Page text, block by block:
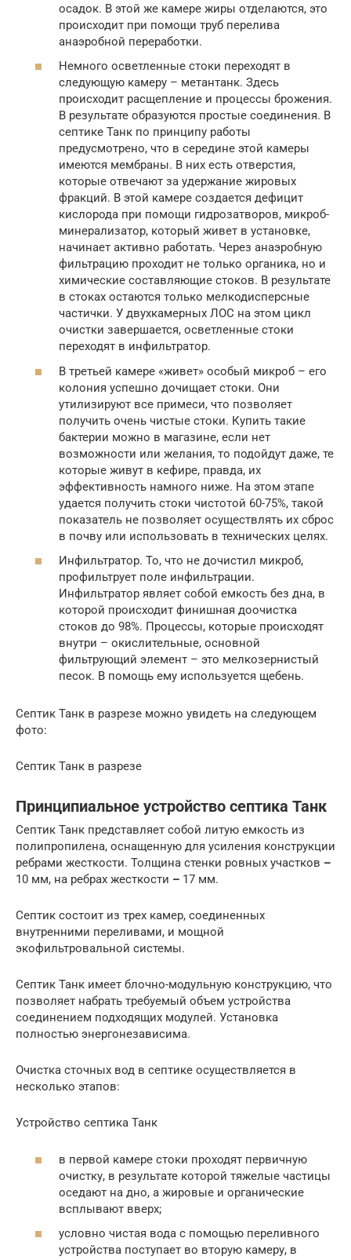
осадок. В этой же камере жиры отделаются, это
происходит при помощи труб перелива
анаэробной переработки.
Немного осветленные стоки переходят в
следующую камеру – метантанк. Здесь
происходит расщепление и процессы брожения.
В результате образуются простые соединения. В
септике Танк по принципу работы
предусмотрено, что в середине этой камеры
имеются мембраны. В них есть отверстия,
которые отвечают за удержание жировых
фракций. В этой камере создается дефицит
кислорода при помощи гидрозатворов, микроб-
минерализатор, который живет в установке,
начинает активно работать. Через анаэробную
фильтрацию проходит не только органика, но и
химические составляющие стоков. В результате
в стоках остаются только мелкодисперсные
частички. У двухкамерных ЛОС на этом цикл
очистки завершается, осветленные стоки
переходят в инфильтратор.
В третьей камере «живет» особый микроб – его
колония успешно дочищает стоки. Они
утилизируют все примеси, что позволяет
получить очень чистые стоки. Купить такие
бактерии можно в магазине, если нет
возможности или желания, то подойдут даже, те
которые живут в кефире, правда, их
эффективность намного ниже. На этом этапе
удается получить стоки чистотой 60-75%, такой
показатель не позволяет осуществлять их сброс
в почву или использовать в технических целях.
Инфильтратор. То, что не дочистил микроб,
профильтрует поле инфильтрации.
Инфильтратор являет собой емкость без дна, в
которой происходит финишная доочистка
стоков до 98%. Процессы, которые происходят
внутри – окислительные, основной
фильтрующий элемент – это мелкозернистый
песок. В помощь ему используется щебень.
Септик Танк в разрезе можно увидеть на следующем
фото:
Септик Танк в разрезе
Принципиальное устройство септика Танк
Септик Танк представляет собой литую емкость из
полипропилена, оснащенную для усиления конструкции
ребрами жесткости. Толщина стенки ровных участков –
10 мм, на ребрах жесткости – 17 мм.
Септик состоит из трех камер, соединенных
внутренними переливами, и мощной
экофильтровальной системы.
Септик Танк имеет блочно-модульную конструкцию, что
позволяет набрать требуемый объем устройства
соединением подходящих модулей. Установка
полностью энергонезависима.
Очистка сточных вод в септике осуществляется в
несколько этапов:
Устройство септика Танк
в первой камере стоки проходят первичную
очистку, в результате которой тяжелые частицы
оседают на дно, а жировые и органические
всплывают вверх;
условно чистая вода с помощью переливного
устройства поступает во вторую камеру, в